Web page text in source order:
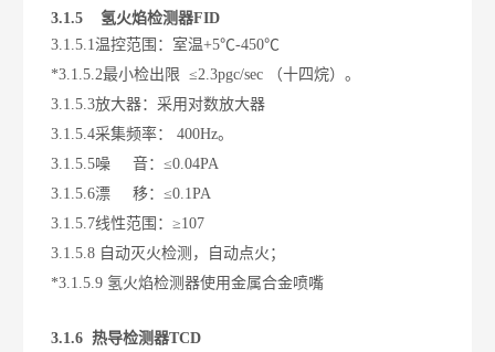
3.1.5 氢火焰检测器FID
3.1.5.1温控范围：室温+5℃-450℃
*3.1.5.2最小检出限 ≤2.3pgc/sec
（十四烷）。
3.1.5.3放大器：采用对数放大器
3.1.5.4采集频率： 400Hz。
3.1.5.5噪 音：≤0.04PA
3.1.5.6漂 移：≤0.1PA
3.1.5.7线性范围：≥107
3.1.5.8 自动灭火检测，自动点火；
*3.1.5.9 氢火焰检测器使用金属合金喷嘴
3.1.6 热导检测器TCD